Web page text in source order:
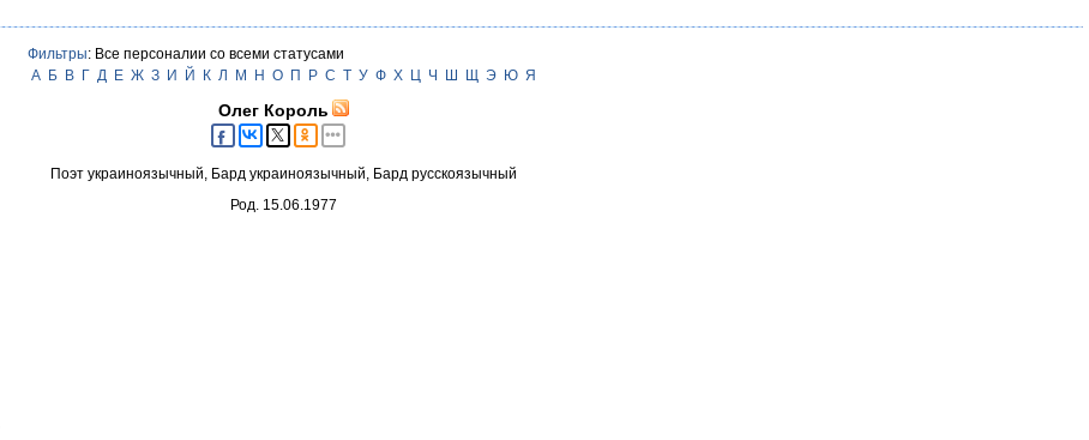
Фильтры: Все персоналии со всеми статусами
А
Б В Г Д Е Ж З И Й К Л М Н О П Р С Т У Ф Х Ц Ч Ш Щ Э Ю Я
Олег Король
Поэт украиноязычный, Бард украиноязычный, Бард русскоязычный
Род. 15.06.1977